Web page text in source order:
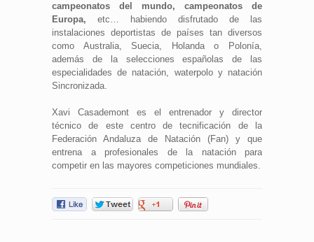
campeonatos del mundo, campeonatos de
Europa, etc… habiendo disfrutado de las
instalaciones deportistas de países tan diversos
como Australia, Suecia, Holanda o Polonía,
además de la selecciones españolas de las
especialidades de natación, waterpolo y natación
Sincronizada.
Xavi Casademont es el entrenador y director
técnico de este centro de tecnificación de la
Federación Andaluza de Natación (Fan) y que
entrena a profesionales de la natación para
competir en las mayores competiciones mundiales.